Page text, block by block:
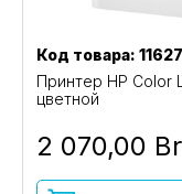
Код товара:
Принтер HP Color
цветной
2 070,00 Br